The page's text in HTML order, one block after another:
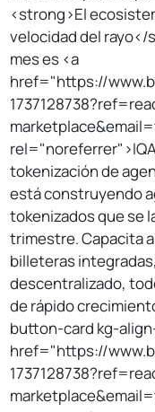
<strong>El
velocidad del
mes es <a
href="https://
tokenización de
está construyendo
tokenizados que se
trimestre. Capacita
billeteras
descentralizado,
de rápido
button-card kg-
href="https://